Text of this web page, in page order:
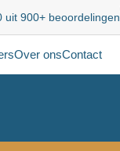
uit 900+ beoordelingen
Over onsContact